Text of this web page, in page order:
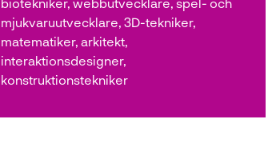
mjukvaruutvecklare, 3D-tekniker,
matematiker, arkitekt,
interaktionsdesigner,
konstruktionstekniker